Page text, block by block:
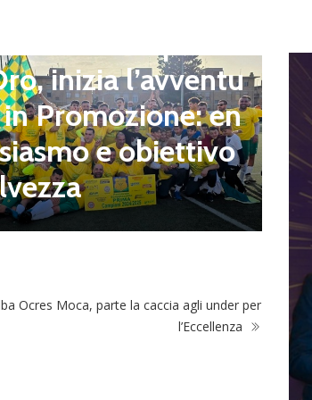
inizia l’avventu
Promozione: en
e obiettivo
Ocres Moca, parte la caccia agli under per
l’Eccellenza